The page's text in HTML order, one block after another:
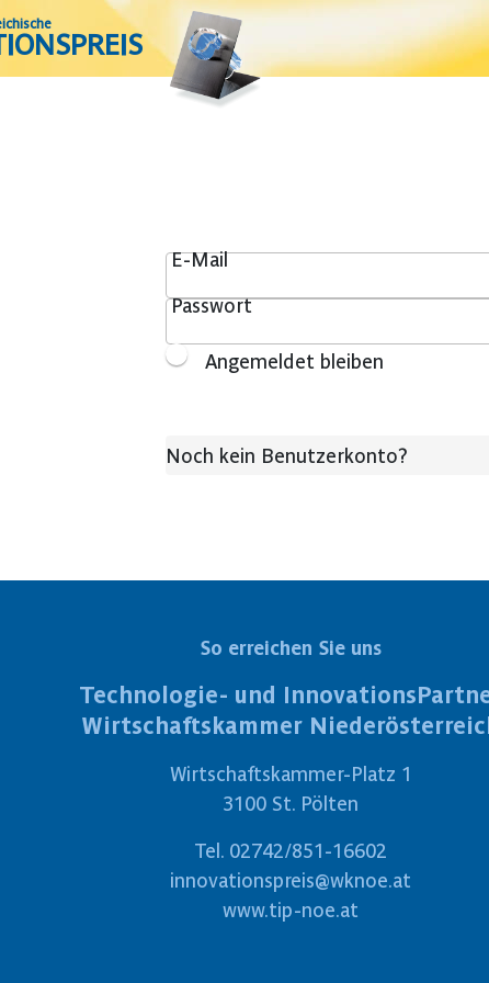
E-Mail
Passwort
Angemeldet bleiben
Noch kein Benutzerkonto?
So erreichen Sie uns
Technologie- und
Wirtschaftskammer
Wirtschaftskammer-Platz 1
3100 St. Pölten
Tel. 02742/851-16602
innovationspreis@wknoe.at
www.tip-noe.at